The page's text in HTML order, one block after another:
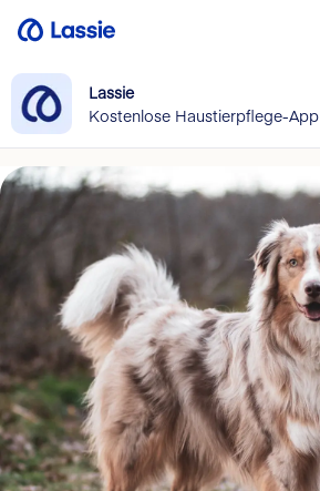
Lassie
Kostenlose Haustierpflege-App